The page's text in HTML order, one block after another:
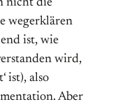
nicht die
wegerklären
ist, wie
wird,
ist), also
Aber